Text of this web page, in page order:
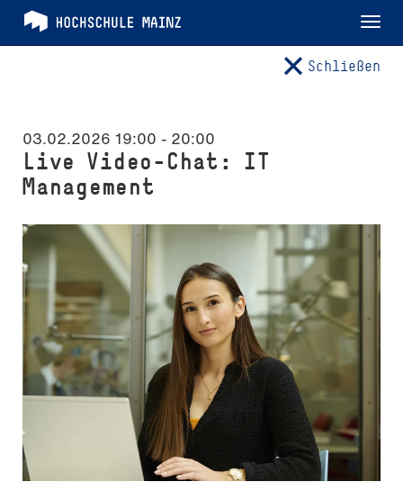
Schließen
03.02.2026 19:00 - 20:00
Live Video-Chat: IT
Management